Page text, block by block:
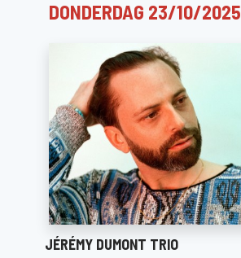
DONDERDAG 23/10/2025
JÉRÉMY DUMONT TRIO